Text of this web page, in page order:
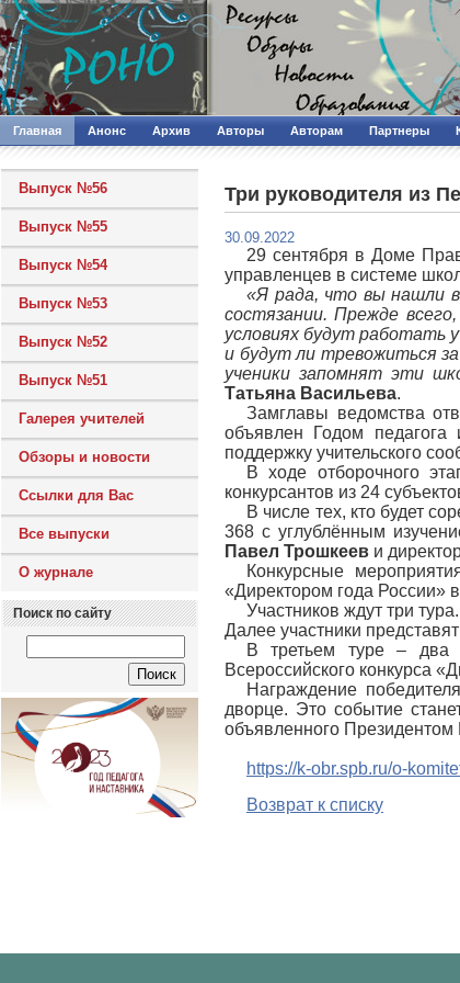
Главная Анонс Архив Авторы Авторам Партнеры
Выпуск №56
Выпуск №55
Выпуск №54
Выпуск №53
Выпуск №52
Выпуск №51
Галерея учителей
Обзоры и новости
Ссылки для Вас
Все выпуски
О журнале
Поиск по сайту
Три руководителя из
30.09.2022
29 сентября в Доме
управленцев в системе
«Я рада, что вы нашли
состязании. Прежде
условиях будут работать
и будут ли тревожиться
ученики запомнят эти
Татьяна Васильева.
Замглавы ведомства
объявлен Годом
поддержку учительского
В ходе отборочного
конкурсантов из 24
В числе тех, кто будет
368 с углублённым
Павел Трошкеев и
Конкурсные
«Директором года России» в
Участников ждут три
Далее участники
В третьем туре – два
Всероссийского конкурса
Награждение
дворце. Это событие
объявленного Президентом
https://k-obr.spb.ru/o-
Возврат к списку